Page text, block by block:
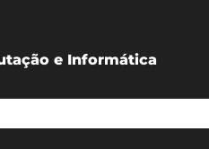
e Informática